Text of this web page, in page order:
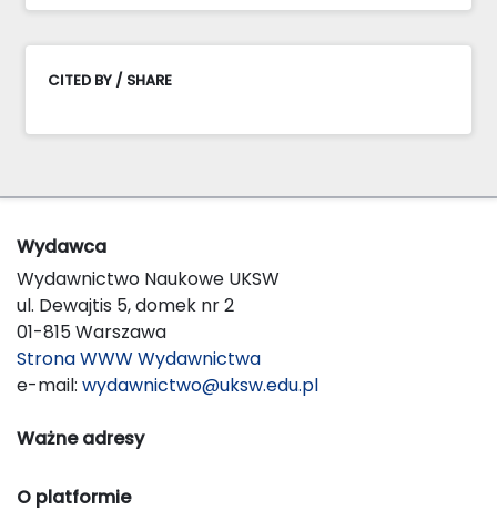
CITED BY / SHARE
Wydawca
Wydawnictwo Naukowe UKSW
ul. Dewajtis 5, domek nr 2
01-815 Warszawa
Strona WWW Wydawnictwa
e-mail: wydawnictwo@uksw.edu.pl
Ważne adresy
O platformie